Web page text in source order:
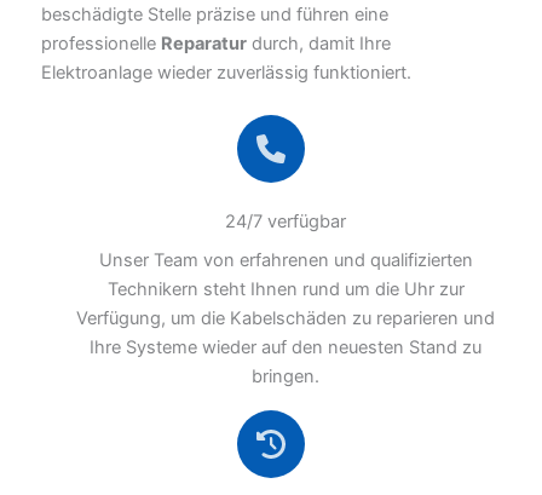
beschädigte Stelle präzise und führen eine
professionelle Reparatur durch, damit Ihre
Elektroanlage wieder zuverlässig funktioniert.
24/7 verfügbar
Unser Team von erfahrenen und qualifizierten
Technikern steht Ihnen rund um die Uhr zur
Verfügung, um die Kabelschäden zu reparieren und
Ihre Systeme wieder auf den neuesten Stand zu
bringen.